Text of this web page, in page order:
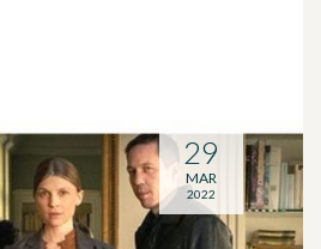
29
MAR
2022